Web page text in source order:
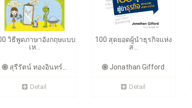
วิธีพูดภาษาอังกฤษแบบ
เห...
สุรีรัตน์ ทองอินทร์...
Detail
100 สุดยอดผู้นำธุรกิจแห่ง
ส...
Jonathan Gifford
Detail